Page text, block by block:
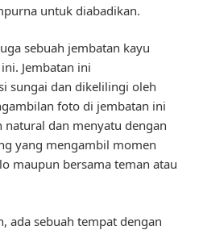
untuk diabadikan.
sebuah jembatan kayu
Jembatan ini
sungai dan dikelilingi oleh
foto di jembatan ini
natural dan menyatu dengan
yang mengambil momen
maupun bersama teman atau
ada sebuah tempat dengan